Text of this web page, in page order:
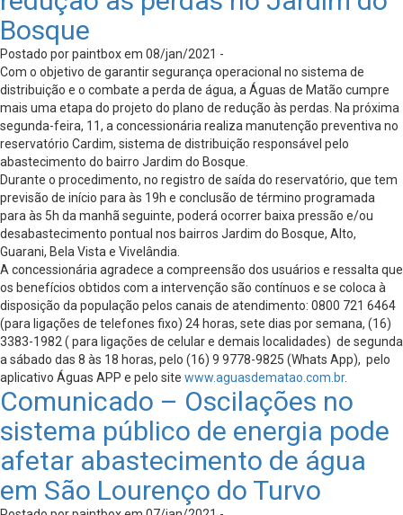
Bosque
Postado por paintbox em 08/jan/2021 -
Com o objetivo de garantir segurança operacional no sistema de
distribuição e o combate a perda de água, a Águas de Matão cumpre
mais uma etapa do projeto do plano de redução às perdas. Na próxima
segunda-feira, 11, a concessionária realiza manutenção preventiva no
reservatório Cardim, sistema de distribuição responsável pelo
abastecimento do bairro Jardim do Bosque.
Durante o procedimento, no registro de saída do reservatório, que tem
previsão de início para às 19h e conclusão de término programada
para às 5h da manhã seguinte, poderá ocorrer baixa pressão e/ou
desabastecimento pontual nos bairros Jardim do Bosque, Alto,
Guarani, Bela Vista e Vivelândia.
A concessionária agradece a compreensão dos usuários e ressalta que
os benefícios obtidos com a intervenção são contínuos e se coloca à
disposição da população pelos canais de atendimento: 0800 721 6464
(para ligações de telefones fixo) 24 horas, sete dias por semana, (16)
3383-1982 ( para ligações de celular e demais localidades) de segunda
a sábado das 8 às 18 horas, pelo (16) 9 9778-9825 (Whats App), pelo
aplicativo Águas APP e pelo site www.aguasdematao.com.br.
Comunicado – Oscilações no
sistema público de energia pode
afetar abastecimento de água
em São Lourenço do Turvo